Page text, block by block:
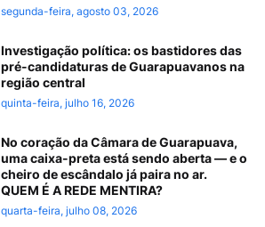
segunda-feira, agosto 03, 2026
Investigação política: os bastidores das
pré-candidaturas de Guarapuavanos na
região central
quinta-feira, julho 16, 2026
No coração da Câmara de Guarapuava,
uma caixa-preta está sendo aberta — e o
cheiro de escândalo já paira no ar.
QUEM É A REDE MENTIRA?
quarta-feira, julho 08, 2026